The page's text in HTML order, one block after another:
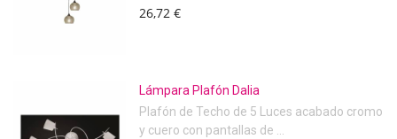
26,72 €
Lámpara Plafón Dalia
Plafón de Techo de 5 Luces acabado cromo
y cuero con pantallas de ...